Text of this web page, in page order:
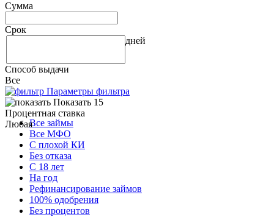
Сумма
Срок
дней
Способ выдачи
Все
Параметры фильтра
Показать 15
Процентная ставка
ЛюбаяВсе займы
Все МФО
С плохой КИ
Без отказа
С 18 лет
На год
Рефинансирование займов
100% одобрения
Без процентов